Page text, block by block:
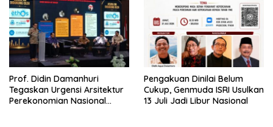
Prof. Didin Damanhuri
Tegaskan Urgensi Arsitektur
Perekonomian Nasional
Pengakuan Dinilai Belum
Cukup, Genmuda ISRI Usulkan
13 Juli Jadi Libur Nasional